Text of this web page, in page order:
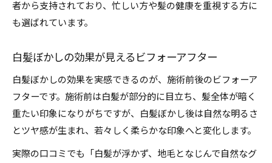
者から支持されており、忙しい方や髪の健康を重視する方に
も選ばれています。
白髪ぼかしの効果が見えるビフォーアフター
白髪ぼかしの効果を実感できるのが、施術前後のビフォーア
フターです。施術前は白髪が部分的に目立ち、髪全体が暗く
重たい印象になりがちですが、白髪ぼかし後は自然な明るさ
とツヤ感が生まれ、若々しく柔らかな印象へと変化します。
実際の口コミでも「白髪が浮かず、地毛となじんで自然なグ